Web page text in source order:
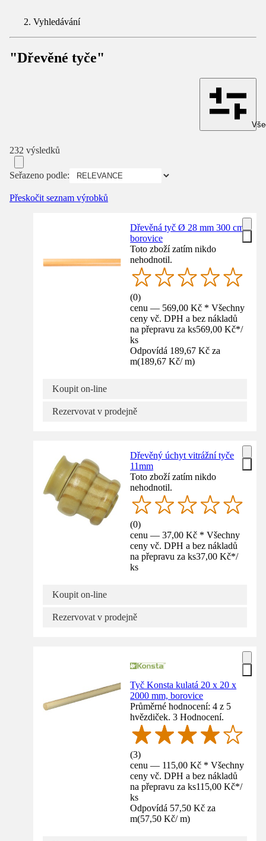
Vyhledávání
"Dřevěné tyče"
232 výsledků
Seřazeno podle:
Přeskočit seznam výrobků
Dřevěná tyč Ø 28 mm 300 cm
borovice
Toto zboží zatím nikdo
nehodnotil.
(0)
cenu — 569,00 Kč * Všechny
ceny vč. DPH a bez nákladů
na přepravu za ks569,00 Kč*/
ks
Odpovídá 189,67 Kč za
m(189,67 Kč/ m)
Koupit on-line
Rezervovat v prodejně
Dřevěný úchyt vitrážní tyče
11mm
Toto zboží zatím nikdo
nehodnotil.
(0)
cenu — 37,00 Kč * Všechny
ceny vč. DPH a bez nákladů
na přepravu za ks37,00 Kč*/
ks
Koupit on-line
Rezervovat v prodejně
Tyč Konsta kulatá 20 x 20 x
2000 mm, borovice
Průměrné hodnocení: 4 z 5
hvězdiček. 3 Hodnocení.
(3)
cenu — 115,00 Kč * Všechny
ceny vč. DPH a bez nákladů
na přepravu za ks115,00 Kč*/
ks
Odpovídá 57,50 Kč za
m(57,50 Kč/ m)